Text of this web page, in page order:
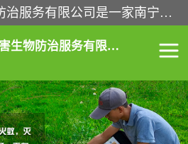
广西亿之豪有害生物防治服务有限公司是一家南宁灭鼠公司、灭蟑螂公司，南宁杀虫公司，南宁除虫公司，南宁灭跳蚤公司，南宁灭白蚁公司，南宁除四害公司,广西亿之豪有害生物防治服务有限公司专业灭蟑螂,除臭虫,其他害虫,服务上门,安全环保,售后保障,一次消杀，竭诚为您服务.
广西亿之豪有害生物防治服务有限公司
南宁灭老鼠